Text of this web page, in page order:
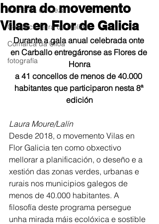
Comarca de Deza
Comarca Terra de Melide
Comarca da Ulloa
fotografía
honra do movemento
Vilas en Flor de Galicia
Durante a gala anual celebrada onte
en Carballo entregáronse as Flores de
Honra
a 41 concellos de menos de 40.000
habitantes que participaron nesta 8ª
edición
Laura Moure/Lalín
Desde 2018, o movemento Vilas en
Flor Galicia ten como obxectivo
mellorar a planificación, o deseño e a
xestión das zonas verdes, urbanas e
rurais nos municipios galegos de
menos de 40.000 habitantes. A
filosofía deste programa persegue
unha mirada máis ecolóxica e sostible